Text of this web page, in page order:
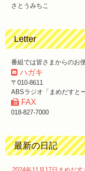
さとうみちこ
Letter
番組では皆さまからのお
ハガキ
〒010-8611
ABSラジオ「まめだすと
FAX
018-827-7000
最新の日記